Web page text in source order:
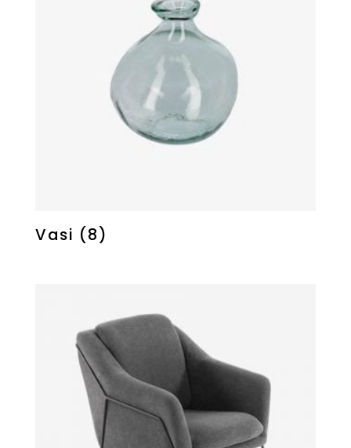
Vasi (8)